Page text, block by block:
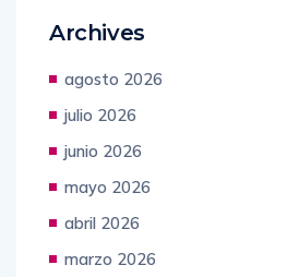
Archives
agosto 2026
julio 2026
junio 2026
mayo 2026
abril 2026
marzo 2026